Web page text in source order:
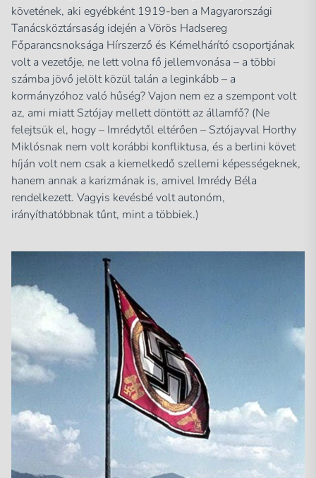
követének, aki egyébként 1919-ben a Magyarországi
Tanácsköztársaság idején a Vörös Hadsereg
Főparancsnoksága Hírszerző és Kémelhárító csoportjának
volt a vezetője, ne lett volna fő jellemvonása – a többi
számba jövő jelölt közül talán a leginkább – a
kormányzóhoz való hűség? Vajon nem ez a szempont volt
az, ami miatt Sztójay mellett döntött az államfő? (Ne
felejtsük el, hogy – Imrédytől eltérően – Sztójayval Horthy
Miklósnak nem volt korábbi konfliktusa, és a berlini követ
híján volt nem csak a kiemelkedő szellemi képességeknek,
hanem annak a karizmának is, amivel Imrédy Béla
rendelkezett. Vagyis kevésbé volt autonóm,
irányíthatóbbnak tűnt, mint a többiek.)